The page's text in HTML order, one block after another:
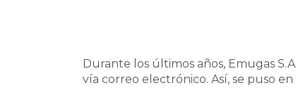
Durante los últimos años, Emugas
vía correo electrónico. Así, se puso